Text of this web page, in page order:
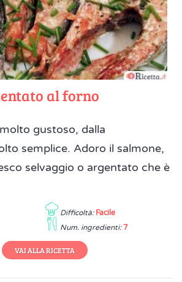
al forno
gustoso, dalla
semplice. Adoro il salmone,
selvaggio o argentato che è
Difficoltà: Facile
Num. ingredienti: 7
VAI ALLA RICETTA